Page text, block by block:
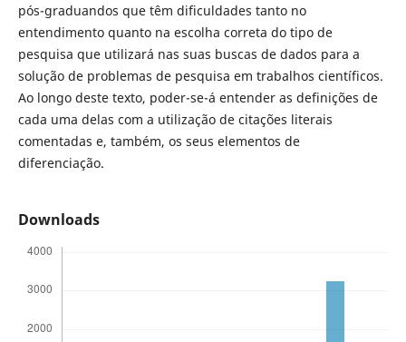
pós-graduandos que têm dificuldades tanto no
entendimento quanto na escolha correta do tipo de
pesquisa que utilizará nas suas buscas de dados para a
solução de problemas de pesquisa em trabalhos científicos.
Ao longo deste texto, poder-se-á entender as definições de
cada uma delas com a utilização de citações literais
comentadas e, também, os seus elementos de
diferenciação.
Downloads